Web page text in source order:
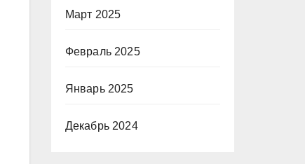
Март 2025
Февраль 2025
Январь 2025
Декабрь 2024